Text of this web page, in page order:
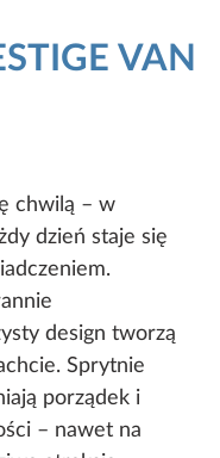
VAN
chwilą – w
dzień staje się
design tworzą
Sprytnie
porządek i
– nawet na